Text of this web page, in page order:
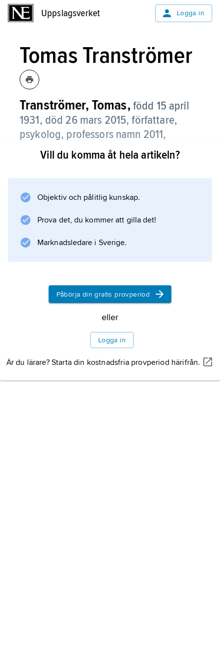
Uppslagsverket Logga in
Tomas Tranströmer
Tranströmer, Tomas, född 15 april
1931, död 26 mars 2015, författare,
psykolog, professors namn 2011,
Nobelpristagare i litteratur 2011.
ny tillgång till det verkliga”, enligt Svenska
Litteraturanvisning
Information om artikeln
Vill du komma åt hela artikeln?
Objektiv och pålitlig kunskap.
Prova det, du kommer att gilla det!
Marknadsledare i Sverige.
Påbörja din gratis provperiod
eller
Logga in
Är du lärare? Starta din kostnadsfria provperiod härifrån.